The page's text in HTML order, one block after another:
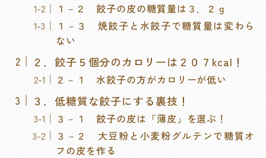
１－２ 餃子の皮の糖質量は３．２ｇ
１－３ 焼餃子と水餃子で糖質量は変わら
ない
２．餃子５個分のカロリーは２０７kcal！
２－１ 水餃子の方がカロリーが低い
３．低糖質な餃子にする裏技！
３－１ 餃子の皮は「薄皮」を選ぶ！
３－２ 大豆粉と小麦粉グルテンで糖質オ
フの皮を作る